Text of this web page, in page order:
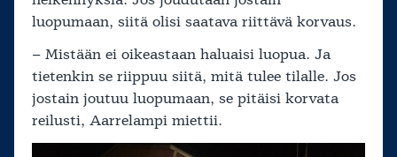
luopumaan, siitä olisi saatava riittävä korvaus.
– Mistään ei oikeastaan haluaisi luopua. Ja
tietenkin se riippuu siitä, mitä tulee tilalle. Jos
jostain joutuu luopumaan, se pitäisi korvata
reilusti, Aarrelampi miettii.